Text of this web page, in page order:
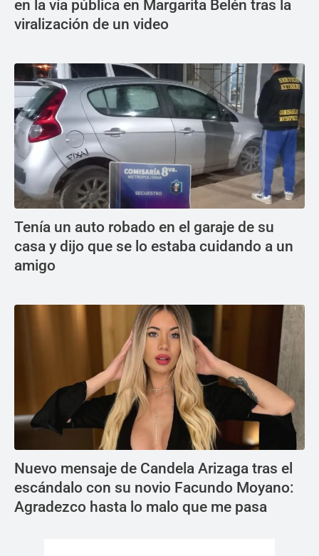
en la vía pública en Margarita Belén tras la
viralización de un video
Tenía un auto robado en el garaje de su
casa y dijo que se lo estaba cuidando a un
amigo
Nuevo mensaje de Candela Arizaga tras el
escándalo con su novio Facundo Moyano:
Agradezco hasta lo malo que me pasa